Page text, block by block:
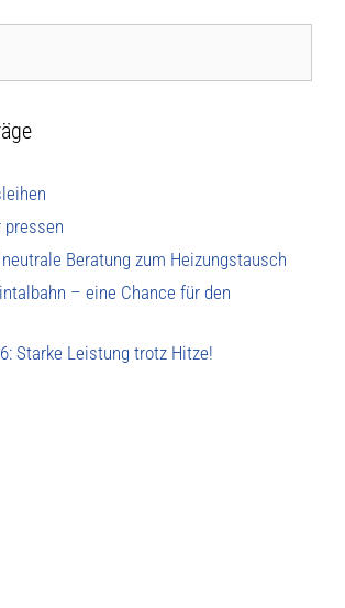
Beratung zum Heizungstausch
– eine Chance für den
Starke Leistung trotz Hitze!